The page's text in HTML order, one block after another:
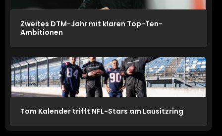
Zweites DTM-Jahr mit klaren Top-Ten-
Ambitionen
Tom Kalender trifft NFL-Stars am Lausitzring